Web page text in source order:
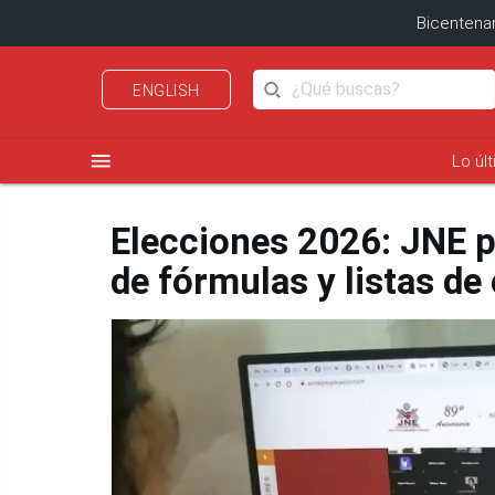
ENGLISH
menu Lo
Elecciones 2026: JNE
de fórmulas y listas de